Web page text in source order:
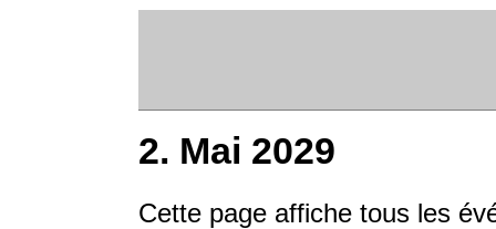
2. Mai 2029
Cette page affiche tous les